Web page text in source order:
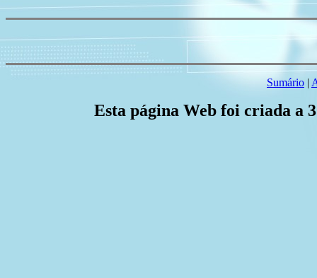
Sumário |
Esta página Web foi criada a